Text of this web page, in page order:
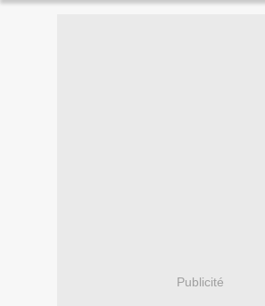
Publicité